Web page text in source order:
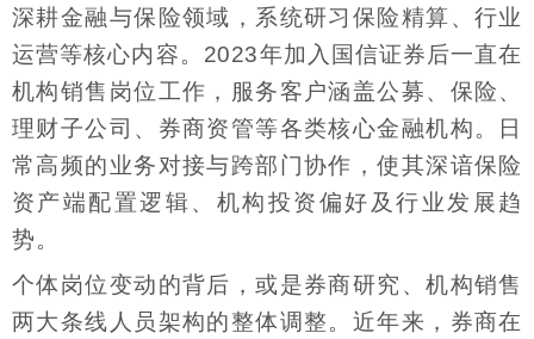
深耕金融与保险领域，系统研习保险精算、行业
运营等核心内容。2023年加入国信证券后一直在
机构销售岗位工作，服务客户涵盖公募、保险、
理财子公司、券商资管等各类核心金融机构。日
常高频的业务对接与跨部门协作，使其深谙保险
资产端配置逻辑、机构投资偏好及行业发展趋
势。
个体岗位变动的背后，或是券商研究、机构销售
两大条线人员架构的整体调整。近年来，券商在